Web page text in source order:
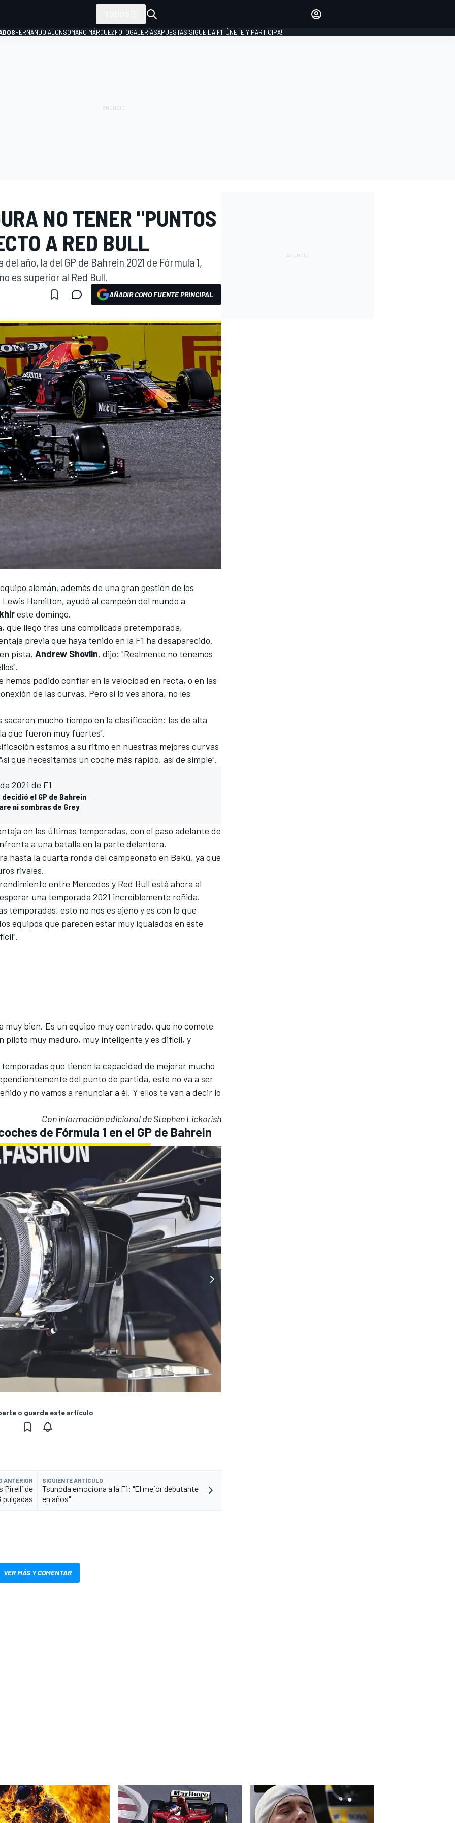
FERNANDO ALONSOMARC MÁRQUEZFOTOGALERÍASAPUESTAS¡SIGUE LA F1, ÚNETE Y PARTICIPA!
NO TENER "PUNTOS
A RED BULL
año, la del GP de Bahrein 2021 de Fórmula 1,
es superior al Red Bull.
AÑADIR COMO FUENTE PRINCIPAL
alemán, además de una gran gestión de los
Lewis Hamilton, ayudó al campeón del mundo a
este domingo.
que llegó tras una complicada pretemporada,
previa que haya tenido en la F1 ha desaparecido.
pista, Andrew Shovlin, dijo: "Realmente no tenemos
hemos podido confiar en la velocidad en recta, o en las
de las curvas. Pero si lo ves ahora, no les
mucho tiempo en la clasificación: las de alta
que fueron muy fuertes".
estamos a su ritmo en nuestras mejores curvas
que necesitamos un coche más rápido, así de simple".
2021 de F1
el GP de Bahrein
ni sombras de Grey
en las últimas temporadas, con el paso adelante de
a una batalla en la parte delantera.
hasta la cuarta ronda del campeonato en Bakú, ya que
rivales.
entre Mercedes y Red Bull está ahora al
una temporada 2021 increíblemente reñida.
temporadas, esto no nos es ajeno y es con lo que
equipos que parecen estar muy igualados en este
muy bien. Es un equipo muy centrado, que no comete
piloto muy maduro, muy inteligente y es difícil, y
que tienen la capacidad de mejorar mucho
del punto de partida, este no va a ser
y no vamos a renunciar a él. Y ellos te van a decir lo
Con información adicional de Stephen Lickorish
de Fórmula 1 en el GP de Bahrein
o guarda este artículo
ANTERIOR
Pirelli de
pulgadas
SIGUIENTE ARTÍCULO
Tsunoda emociona a la F1: "El mejor debutante
en años"
VER MÁS Y COMENTAR